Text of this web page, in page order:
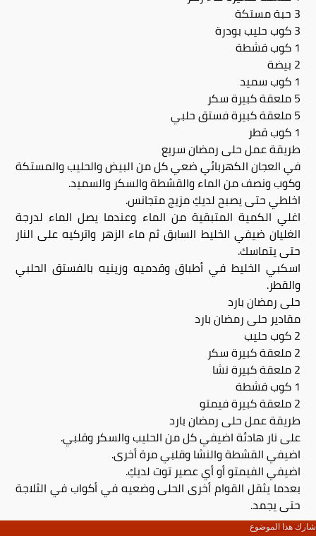
3 حبة مستكة
3 كوب حليب بودرة
1 كوب قشطة
2 بيضة
1 كوب سميد
5 ملعقة كبيرة سكر
5 ملعقة كبيرة فستق حلبي
1 كوب قطر
طريقة عمل حلى رمضان سريع
في العجان الكهربائي ضعي كل من البيض والحليب والمستكة
وكوب ونصف من الماء والقشطة والسكر والسميد.
اخلطي حتى يصبح لديكِ مزيج متجانس.
اغلي الكمية المتبقية من الماء وعندما يصل الماء لدرجة
الغليان ضيفي الخليط السابق ثم ماء الزهر واتركيه على النار
حتى يتماسك.
اسكبي الخليط في أطباق وقدميه وزينيه بالفستق الحلبي
والقطر.
حلى رمضان بارد
مقادير حلى رمضان بارد
2 كوب حليب
2 ملعقة كبيرة سكر
2 ملعقة كبيرة نشا
1 كوب قشطة
2 ملعقة كبيرة فيمتو
طريقة عمل حلى رمضان بارد
على نار هادئة اضيفي كل من الحليب والسكر وقلبي.
اضيفي القشطة والنشا وقلبي مرة أخرى.
اضيفي الفيمتو أو أي عصير توت لديكِ.
بعدما يثقل القوام أخرى الحلى وضعيه في أكواب في الثلاجة
حتى يجمد.
شارك هذا الموضوع